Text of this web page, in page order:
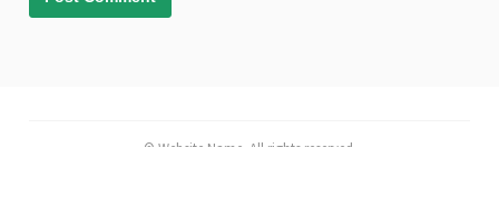
© Website Name. All rights reserved.